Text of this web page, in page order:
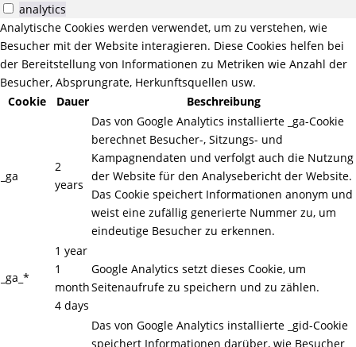
analytics
Analytische Cookies werden verwendet, um zu verstehen, wie
Besucher mit der Website interagieren. Diese Cookies helfen bei
der Bereitstellung von Informationen zu Metriken wie Anzahl der
Besucher, Absprungrate, Herkunftsquellen usw.
Cookie
Dauer Beschreibung
_ga
2
years
Das von Google Analytics installierte _ga-Cookie
berechnet Besucher-, Sitzungs- und
Kampagnendaten und verfolgt auch die Nutzung
der Website für den Analysebericht der Website.
Das Cookie speichert Informationen anonym und
weist eine zufällig generierte Nummer zu, um
eindeutige Besucher zu erkennen.
_ga_*
1 year
1
month
4 days
Google Analytics setzt dieses Cookie, um
Seitenaufrufe zu speichern und zu zählen.
Das von Google Analytics installierte _gid-Cookie
speichert Informationen darüber, wie Besucher